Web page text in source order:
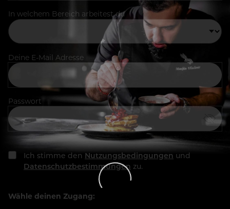
In welchem Bereich arbeitest du
Deine E-Mail Adresse
Passwort
Ich stimme den Nutzungsbedingungen und
Datenschutzbestimmungen zu.
Wähle deinen Zugang: